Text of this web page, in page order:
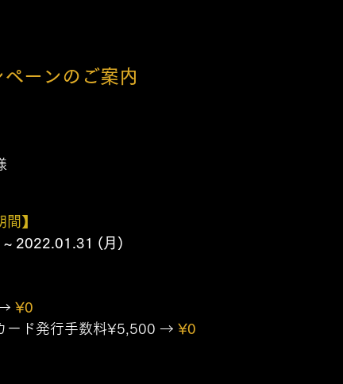
ーンのご案内
間】
2022.01.31 (月)
¥0
ード発行手数料¥5,500 → ¥0